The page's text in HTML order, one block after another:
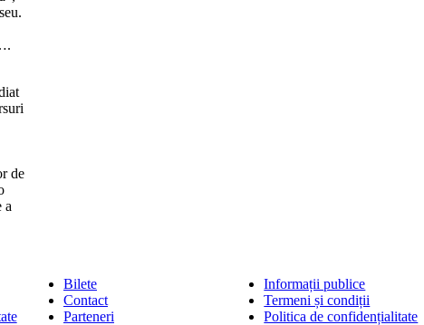
de
a
Bilete
Contact
Parteneri
Informații publice
Termeni și condiții
Politica de confidențialitate